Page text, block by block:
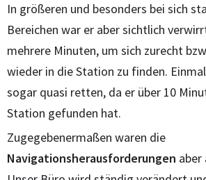
In größeren und besonders bei sich
Bereichen war er aber sichtlich
mehrere Minuten, um sich zurecht
wieder in die Station zu finden.
sogar quasi retten, da er über 10
Station gefunden hat.
Zugegebenermaßen waren die
Navigationsherausforderungen aber